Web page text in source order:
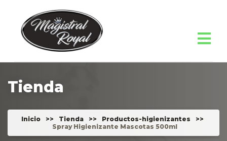
Tienda
Inicio >> Tienda >> Productos-higienizantes
>>
Spray Higienizante Mascotas 500ml